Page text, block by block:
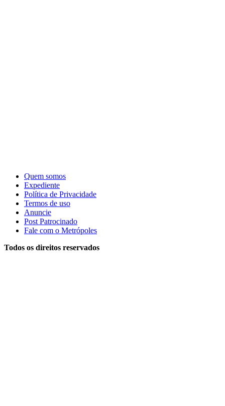
Quem somos
Expediente
Política de Privacidade
Termos de uso
Anuncie
Post Patrocinado
Fale com o Metrópoles
Todos os direitos reservados